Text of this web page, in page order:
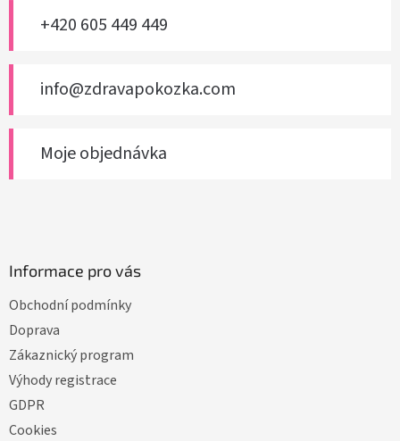
+420 605 449 449
info@zdravapokozka.com
Moje objednávka
Informace pro vás
Obchodní podmínky
Doprava
Zákaznický program
Výhody registrace
GDPR
Cookies